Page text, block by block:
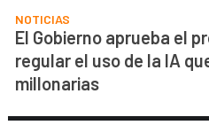
NOTICIAS
El Gobierno aprueba el
regular el uso de la IA
millonarias